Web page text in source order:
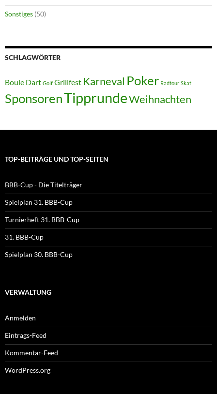
Sonstiges (50)
SCHLAGWÖRTER
Boule Dart Golf Grillfest Karneval Poker Radtour Skat
SponsorenTipprundeWeihnachten
TOP-BEITRÄGE UND TOP-SEITEN
BBB-Cup - Die Titelträger
Spielplan 31. BBB-Cup
Turnierheft 31. BBB-Cup
31. BBB-Cup
Spielplan 30. BBB-Cup
VERWALTUNG
Anmelden
Eintrags-Feed
Kommentar-Feed
WordPress.org